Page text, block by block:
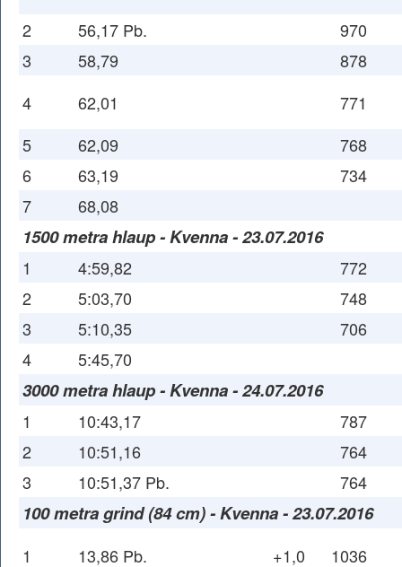
2
56,17 Pb.
970
3
58,79
878
4
62,01
771
5
62,09
768
6
63,19
734
7
68,08
1500 metra hlaup - Kvenna - 23.07.2016
1 4:59,82
772
2
5:03,70
748
3
5:10,35
706
4
5:45,70
3000 metra hlaup - Kvenna - 24.07.2016
1 10:43,17
787
2
10:51,16
764
3
10:51,37 Pb. 764
100 metra grind (84 cm) - Kvenna - 23.07.2016
1 13,86 Pb. +1,0 1036